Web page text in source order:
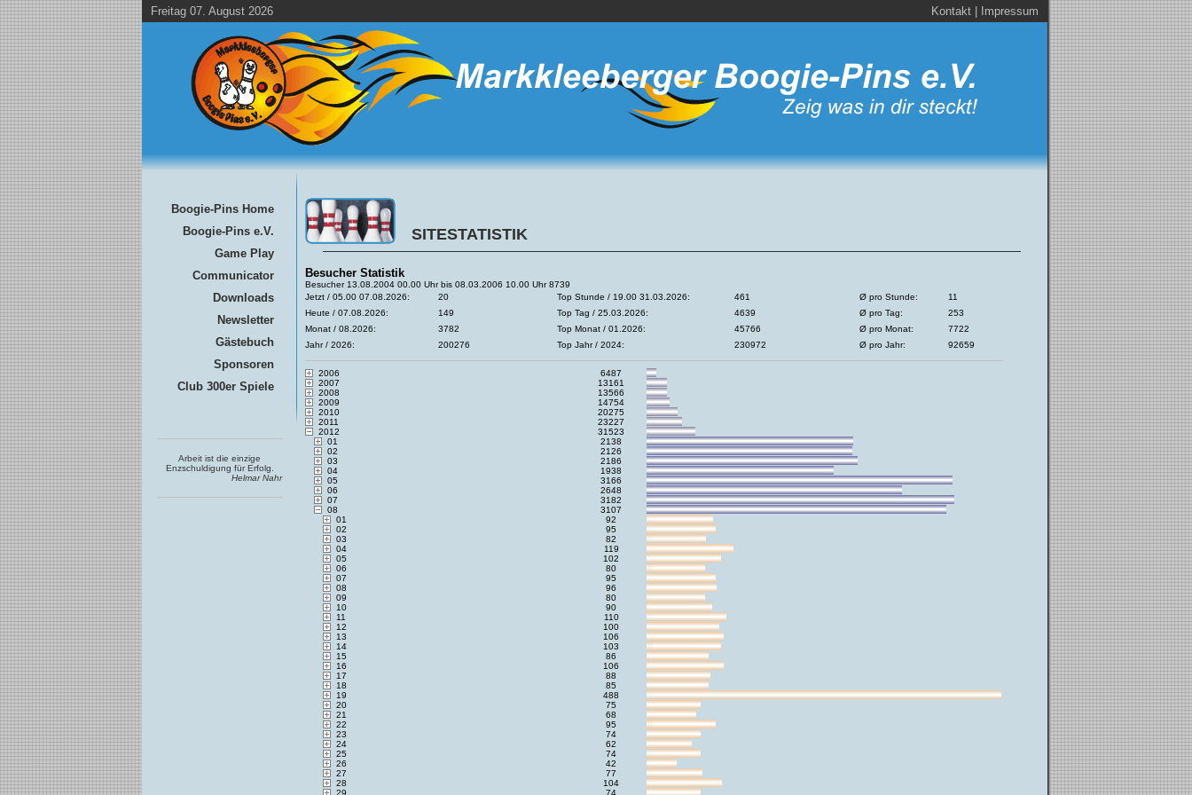
Freitag 07. August 2026 Kontakt Impressum
Boogie-Pins Home
Boogie-Pins e.V.
Game Play
Communicator
Downloads
Newsletter
Gästebuch
Sponsoren
Club 300er Spiele
Arbeit ist die einzige
Enzschuldigung für Erfolg.
Helmar Nahr
SITESTATISTIK
Besucher Statistik
Besucher 13.08.2004 00.00 Uhr bis 08.03.2006 10.00 Uhr 8739
Jetzt / 05.00 07.08.2026:
20 Top Stunde / 19.00 31.03.2026: 461 Ø pro Stunde:
11
Heute / 07.08.2026:
149 Top Tag / 25.03.2026: 4639 Ø pro Tag:
253
Monat / 08.2026:
3782 Top Monat / 01.2026: 45766 Ø pro Monat:
7722
Jahr / 2026:
200276 Top Jahr / 2024: 230972 Ø pro Jahr: 92659
2006
6487
2007
13161
2008
13566
2009
14754
2010
20275
2011
23227
2012
31523
01
2138
02
2126
03
2186
04
1938
05
3166
06
2648
07
3182
08
3107
01
92
02
95
03
82
04
119
05
102
06
80
07
95
08
96
09
80
10
90
11
110
12
100
13
106
14
103
15
86
16
106
17
88
18
85
19
488
20
75
21
68
22
95
23
74
24
62
25
74
26
42
27
77
28
104
29
74